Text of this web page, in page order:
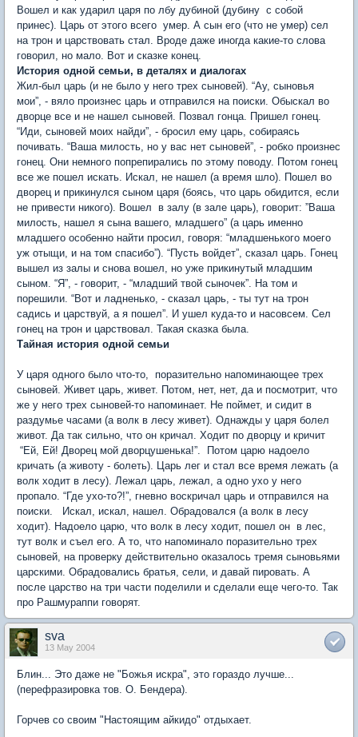
Вошел и как ударил царя по лбу дубиной (дубину с собой
принес). Царь от этого всего умер. А сын его (что не умер) сел
на трон и царствовать стал. Вроде даже иногда какие-то слова
говорил, но мало. Вот и сказке конец.
История одной семьи, в деталях и диалогах
Жил-был царь (и не было у него трех сыновей). “Ау, сыновья
мои”, - вяло произнес царь и отправился на поиски. Обыскал во
дворце все и не нашел сыновей. Позвал гонца. Пришел гонец.
“Иди, сыновей моих найди”, - бросил ему царь, собираясь
почивать. “Ваша милость, но у вас нет сыновей”, - робко произнес
гонец. Они немного попрепирались по этому поводу. Потом гонец
все же пошел искать. Искал, не нашел (а время шло). Пошел во
дворец и прикинулся сыном царя (боясь, что царь обидится, если
не привести никого). Вошел в залу (в зале царь), говорит: ”Ваша
милость, нашел я сына вашего, младшего” (а царь именно
младшего особенно найти просил, говоря: “младшенького моего
уж отыщи, и на том спасибо”). “Пусть войдет”, сказал царь. Гонец
вышел из залы и снова вошел, но уже прикинутый младшим
сыном. “Я”, - говорит, - “младший твой сыночек”. На том и
порешили. “Вот и ладненько, - сказал царь, - ты тут на трон
садись и царствуй, а я пошел”. И ушел куда-то и насовсем. Сел
гонец на трон и царствовал. Такая сказка была.
Тайная история одной семьи
У царя одного было что-то, поразительно напоминающее трех
сыновей. Живет царь, живет. Потом, нет, нет, да и посмотрит, что
же у него трех сыновей-то напоминает. Не поймет, и сидит в
раздумье часами (а волк в лесу живет). Однажды у царя болел
живот. Да так сильно, что он кричал. Ходит по дворцу и кричит
“Ей, Ей! Дворец мой дворцушенька!”. Потом царю надоело
кричать (а животу - болеть). Царь лег и стал все время лежать (а
волк ходит в лесу). Лежал царь, лежал, а одно ухо у него
пропало. “Где ухо-то?!”, гневно воскричал царь и отправился на
поиски. Искал, искал, нашел. Обрадовался (а волк в лесу
ходит). Надоело царю, что волк в лесу ходит, пошел он в лес,
тут волк и съел его. А то, что напоминало поразительно трех
сыновей, на проверку действительно оказалось тремя сыновьями
царскими. Обрадовались братья, сели, и давай пировать. А
после царство на три части поделили и сделали еще чего-то. Так
про Рашмураппи говорят.
sva
13 May 2004
Блин... Это даже не "Божья искра", это гораздо лучше...
(перефразировка тов. О. Бендера).
Горчев со своим "Настоящим айкидо" отдыхает.